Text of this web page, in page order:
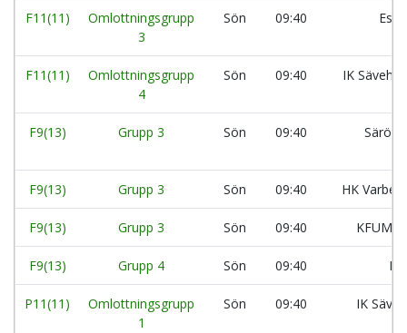
F11(11)
Omlottningsgrupp
3
Sön 09:40
F11(11)
Omlottningsgrupp
4
Sön 09:40 IK
F9(13) Grupp 3 Sön 09:40
F9(13) Grupp 3 Sön 09:40 HK
F9(13) Grupp 3 Sön 09:40 KFUM
F9(13) Grupp 4 Sön 09:40
P11(11)
Omlottningsgrupp
1
Sön 09:40 IK